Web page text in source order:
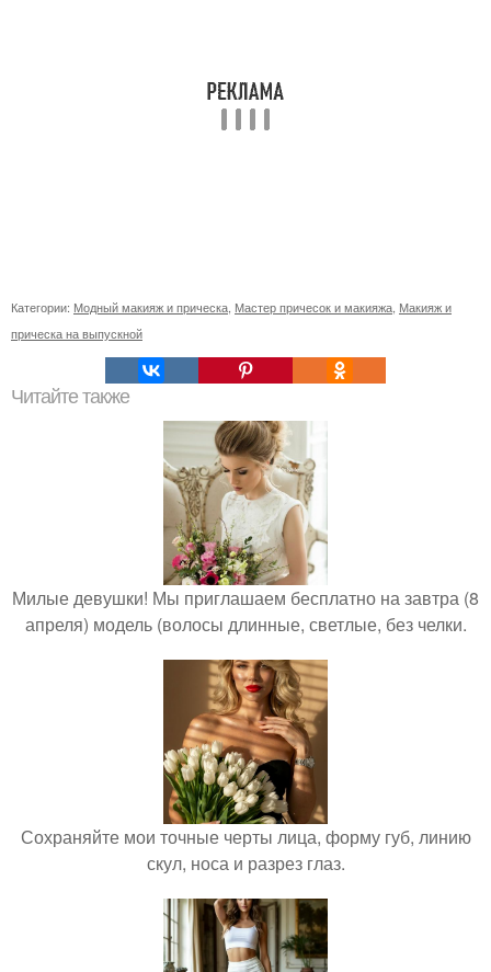
Категории: Модный макияж и прическа Мастер причесок и макияжа Макияж и
прическа на выпускной
Читайте также
Милые девушки! Мы приглашаем бесплатно на завтра (8
апреля) модель (волосы длинные, светлые, без челки.
Сохраняйте мои точные черты лица, форму губ, линию
скул, носа и разрез глаз.